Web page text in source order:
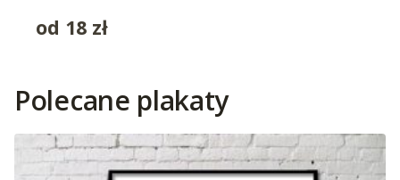
od 18 zł
Polecane plakaty